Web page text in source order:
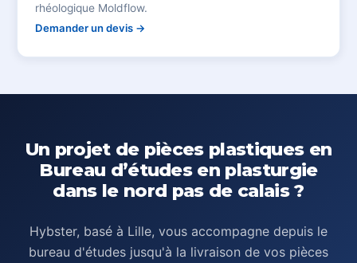
rhéologique Moldflow.
Demander un devis →
Un projet de pièces plastiques en
Bureau d’études en plasturgie
dans le nord pas de calais ?
Hybster, basé à Lille, vous accompagne depuis le
bureau d'études jusqu'à la livraison de vos pièces